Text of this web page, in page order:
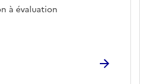
à évaluation